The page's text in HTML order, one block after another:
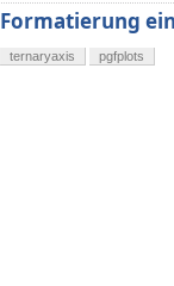
Formatierung
ternaryaxis pgfplots